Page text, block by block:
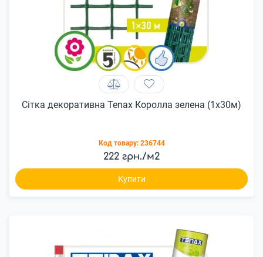
Сітка декоративна Tenax Королла зелена (1х30м)
Код товару: 236744
222 грн./м2
Купити